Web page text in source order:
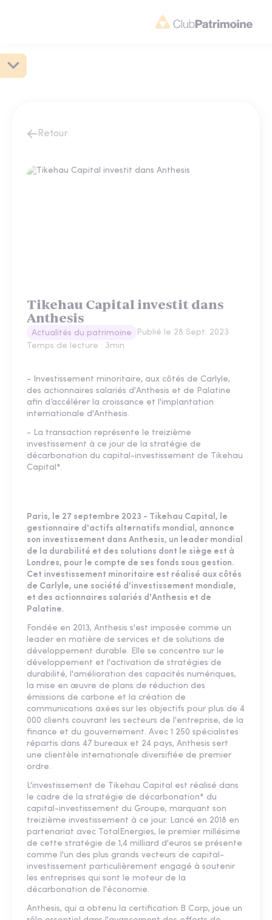
Retour
Tikehau Capital investit dans
Anthesis
Actualités du patrimoine Publié le 28 Sept. 2023
Temps de lecture : 3min
- Investissement minoritaire, aux côtés de Carlyle,
des actionnaires salariés d'Anthesis et de Palatine
afin d’accélérer la croissance et l'implantation
internationale d'Anthesis.
- La transaction représente le treizième
investissement à ce jour de la stratégie de
décarbonation du capital-investissement de Tikehau
Capital*.
Paris, le 27 septembre 2023 - Tikehau Capital, le
gestionnaire d'actifs alternatifs mondial, annonce
son investissement dans Anthesis, un leader mondial
de la durabilité et des solutions dont le siège est à
Londres, pour le compte de ses fonds sous gestion.
Cet investissement minoritaire est réalisé aux côtés
de Carlyle, une société d'investissement mondiale,
et des actionnaires salariés d'Anthesis et de
Palatine.
Fondée en 2013, Anthesis s'est imposée comme un
leader en matière de services et de solutions de
développement durable. Elle se concentre sur le
développement et l'activation de stratégies de
durabilité, l'amélioration des capacités numériques,
la mise en œuvre de plans de réduction des
émissions de carbone et la création de
communications axées sur les objectifs pour plus de 4
000 clients couvrant les secteurs de l'entreprise, de la
finance et du gouvernement. Avec 1 250 spécialistes
répartis dans 47 bureaux et 24 pays, Anthesis sert
une clientèle internationale diversifiée de premier
ordre.
L'investissement de Tikehau Capital est réalisé dans
le cadre de la stratégie de décarbonation* du
capital-investissement du Groupe, marquant son
treizième investissement à ce jour. Lancé en 2018 en
partenariat avec TotalEnergies, le premier millésime
de cette stratégie de 1,4 milliard d'euros se présente
comme l'un des plus grands vecteurs de capital-
investissement particulièrement engagé à soutenir
les entreprises qui sont le moteur de la
décarbonation de l'économie.
Anthesis, qui a obtenu la certification B Corp, joue un